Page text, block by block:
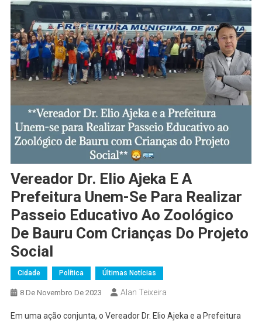
Vereador Dr. Elio Ajeka E A
Prefeitura Unem-Se Para Realizar
Passeio Educativo Ao Zoológico
De Bauru Com Crianças Do Projeto
Social
Cidade Política Últimas Notícias
8 De Novembro De 2023 Alan Teixeira
Em uma ação conjunta, o Vereador Dr. Elio Ajeka e a Prefeitura